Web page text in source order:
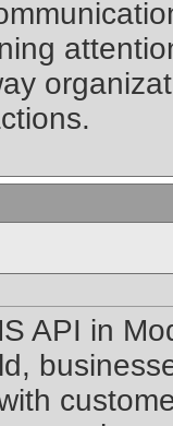
API in